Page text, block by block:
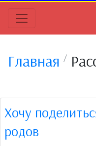
Главная
Хочу
родов